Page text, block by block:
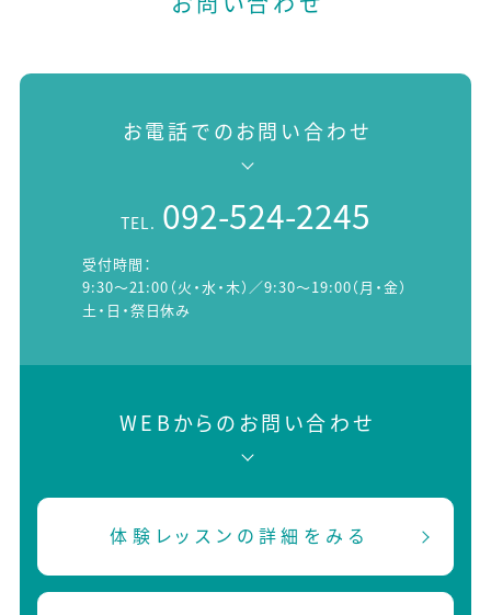
お電話でのお問い合わせ
TEL. 092-524-2245
受付時間：
9:30～21:00（火・水・木）／9:30～19:00（月・金）
土・日・祭日休み
WEBからのお問い合わせ
体験レッスンの詳細をみる